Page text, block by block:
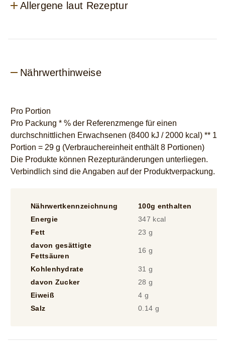
10 Allergene laut Rezeptur
Nährwerthinweise
Pro Portion
Pro Packung * % der Referenzmenge für einen
durchschnittlichen Erwachsenen (8400 kJ / 2000 kcal) ** 1
Portion = 29 g (Verbrauchereinheit enthält 8 Portionen)
Die Produkte können Rezepturänderungen unterliegen.
Verbindlich sind die Angaben auf der Produktverpackung.
Nährwertkennzeichnung 100g enthalten
Energie
347 kcal
Fett
23 g
davon gesättigte
Fettsäuren
16 g
Kohlenhydrate 31 g
davon Zucker
28 g
Eiweiß
4 g
Salz
0.14 g